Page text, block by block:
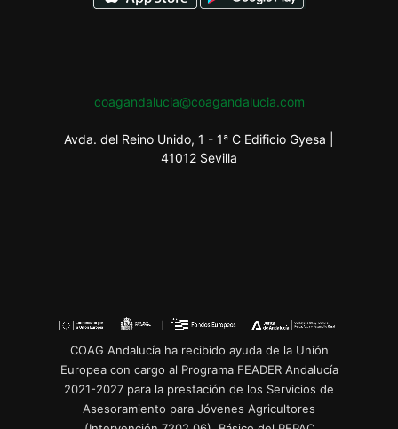
coagandalucia@coagandalucia.com
Avda. del Reino Unido, 1 - 1ª C Edificio Gyesa |
41012 Sevilla
COAG Andalucía ha recibido ayuda de la Unión
Europea con cargo al Programa FEADER Andalucía
2021-2027 para la prestación de los Servicios de
Asesoramiento para Jóvenes Agricultores